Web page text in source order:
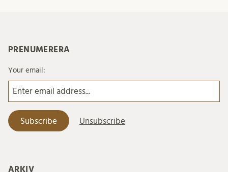
PRENUMERERA
Your email:
ARKIV